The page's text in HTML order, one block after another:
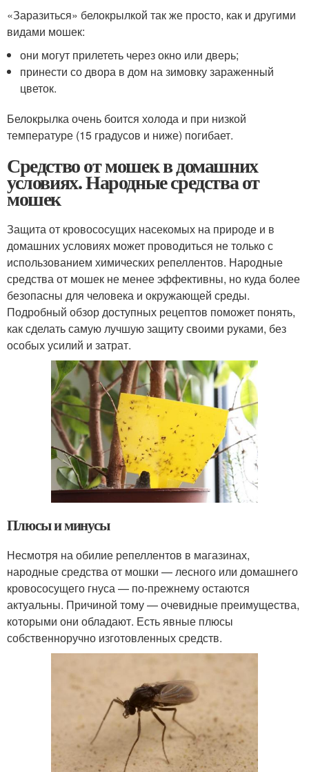
«Заразиться» белокрылкой так же просто, как и другими
видами мошек:
они могут прилететь через окно или дверь;
принести со двора в дом на зимовку зараженный
цветок.
Белокрылка очень боится холода и при низкой
температуре (15 градусов и ниже) погибает.
Средство от мошек в домашних
условиях. Народные средства от
мошек
Защита от кровососущих насекомых на природе и в
домашних условиях может проводиться не только с
использованием химических репеллентов. Народные
средства от мошек не менее эффективны, но куда более
безопасны для человека и окружающей среды.
Подробный обзор доступных рецептов поможет понять,
как сделать самую лучшую защиту своими руками, без
особых усилий и затрат.
Плюсы и минусы
Несмотря на обилие репеллентов в магазинах,
народные средства от мошки — лесного или домашнего
кровососущего гнуса — по-прежнему остаются
актуальны. Причиной тому — очевидные преимущества,
которыми они обладают. Есть явные плюсы
собственноручно изготовленных средств.